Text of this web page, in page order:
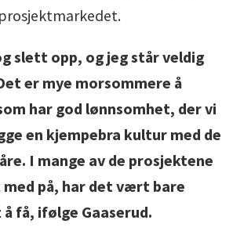
slett opp, og jeg står veldig
er mye morsommere å
har god lønnsomhet, der vi
en kjempebra kultur med de
I mange av de prosjektene
på, har det vært bare
få, ifølge Gaaserud.